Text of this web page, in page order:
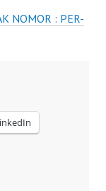
NOMOR : PER-